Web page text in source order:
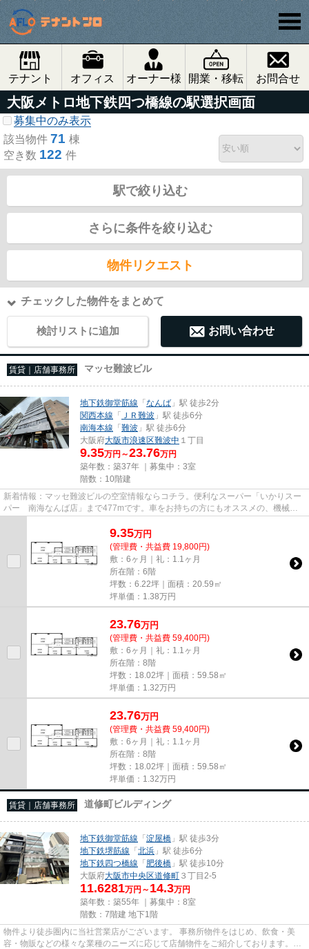
テナント オフィス オーナー様 開業・移転 お問合せ
大阪メトロ地下鉄四つ橋線の駅選択画面
募集中のみ表示
該当物件 71 棟
空き数 122 件
駅で絞り込む
さらに条件を絞り込む
物件リクエスト
チェックした物件をまとめて
検討リストに追加 お問い合わせ
賃貸｜店舗事務所 マッセ難波ビル
地下鉄御堂筋線 「なんば 」駅 徒歩2分
関西本線 「 ＪＲ難波 」駅 徒歩6分
南海本線 「難波 」駅 徒歩6分
大阪府大阪市浪速区難波中 １丁目
9.35万円～23.76万円
築年数：築37年 ｜募集中： 3室
階数：10階建
新着情報：マッセ難波ビルの空室情報ならコチラ。便利なスーパー「いかりスー
パー 南海なんば店」まで477mです。車をお持ちの方にもオススメの、機械式
駐車場を利用できる物件です。...
9.35万円
(管理費・共益費 19,800円)
敷：6ヶ月｜礼：1.1ヶ月
所在階：6階
坪数：6.22坪｜面積：20.59㎡
坪単価： 1.38万円
23.76万円
(管理費・共益費 59,400円)
敷：6ヶ月｜礼：1.1ヶ月
所在階：8階
坪数：18.02坪｜面積：59.58㎡
坪単価： 1.32万円
23.76万円
(管理費・共益費 59,400円)
敷：6ヶ月｜礼：1.1ヶ月
所在階：8階
坪数：18.02坪｜面積：59.58㎡
坪単価： 1.32万円
賃貸｜店舗事務所 道修町ビルディング
地下鉄御堂筋線 「淀屋橋 」駅 徒歩3分
地下鉄堺筋線 「北浜 」駅 徒歩6分
地下鉄四つ橋線 「肥後橋 」駅 徒歩10分
大阪府大阪市中央区道修町 ３丁目2-5
11.6281万円～ 14.3万円
築年数：築55年 ｜募集中： 8室
階数：7階建 地下1階
物件より徒歩圏内に当社営業店がございます。 事務所物件をはじめ、飲食・美
容・物販などの様々な業種のニーズに応じて店舗物件をご紹介しております。